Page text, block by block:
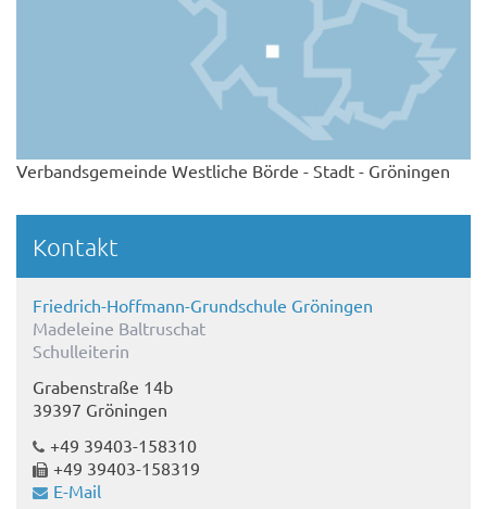
Verbandsgemeinde Westliche Börde - Stadt - Gröningen
Kontakt
Friedrich-Hoffmann-Grundschule Gröningen
Madeleine Baltruschat
Schulleiterin
Grabenstraße 14b
39397 Gröningen
+49 39403-158310
+49 39403-158319
E-Mail